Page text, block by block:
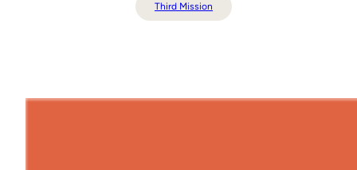
Third Mission